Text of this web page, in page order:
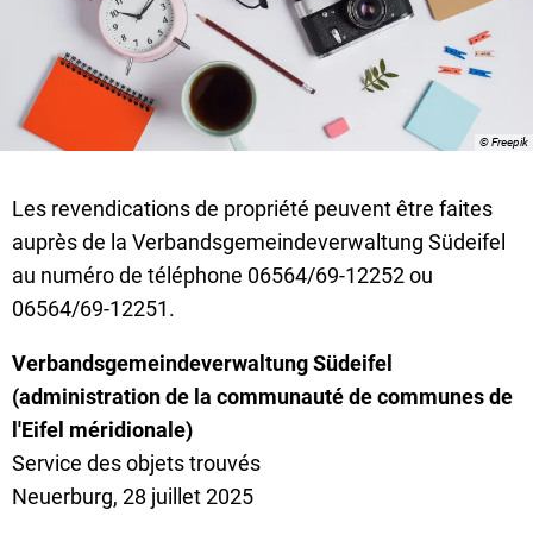
© Freepik
Les revendications de propriété peuvent être faites
auprès de la Verbandsgemeindeverwaltung Südeifel
au numéro de téléphone 06564/69-12252 ou
06564/69-12251.
Verbandsgemeindeverwaltung Südeifel
(administration de la communauté de communes de
l'Eifel méridionale)
Service des objets trouvés
Neuerburg, 28 juillet 2025